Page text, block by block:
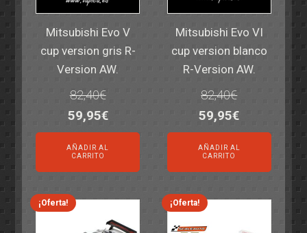
Mitsubishi Evo V
cup version gris R-
Version AW.
82,40€
El
precio
original
era:
82,40€.
59,95€El
precio
es:
59,95€.
AÑADIR AL
CARRITO
Mitsubishi Evo VI
cup version blanco
R-Version AW.
82,40€
El
precio
original
era:
82,40€.
59,95€El
precio
es:
59,95€.
AÑADIR AL
CARRITO
¡Oferta! ¡Oferta!